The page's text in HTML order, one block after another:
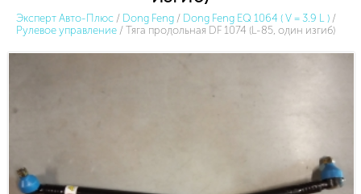
Эксперт Авто-Плюс / Dong Feng / Dong Feng EQ 1064 ( V = 3.9 L ) /
Рулевое управление / Тяга продольная DF 1074 (L-85, один изгиб)